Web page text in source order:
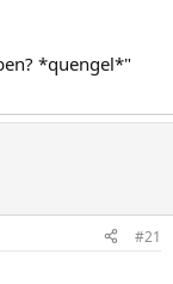
*quengel*"
#21